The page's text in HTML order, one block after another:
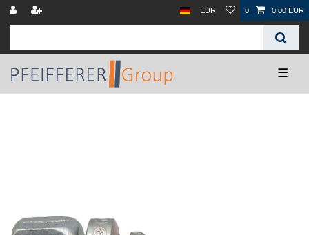
EUR 0 0,00 EUR
☰